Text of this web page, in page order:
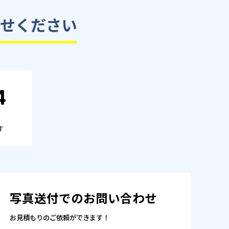
ください
写真送付でのお問い合わせ
お見積もりのご依頼ができます！